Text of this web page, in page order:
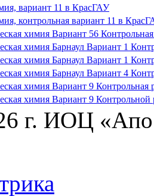
вариант 11 в КрасГАУ
контрольная вариант 11 в
химия Вариант 56
химия Барнаул Вариант 1
химия Барнаул Вариант 1
химия Барнаул Вариант 4
химия Вариант 9 Контрольная
химия Вариант 9
г. ИОЦ